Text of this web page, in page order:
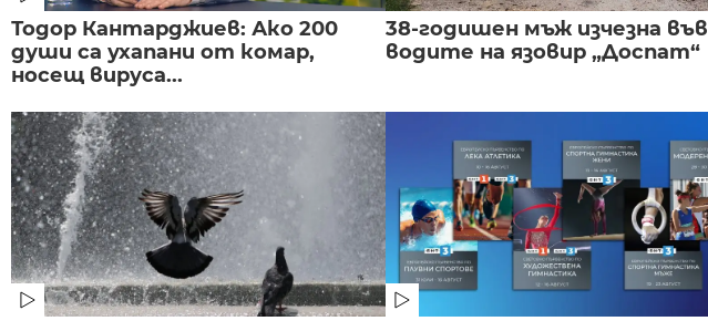
Тодор Кантарджиев: Ако 200
души са ухапани от комар,
носещ вируса...
38-годишен мъж изчезна във
водите на язовир „Доспат“